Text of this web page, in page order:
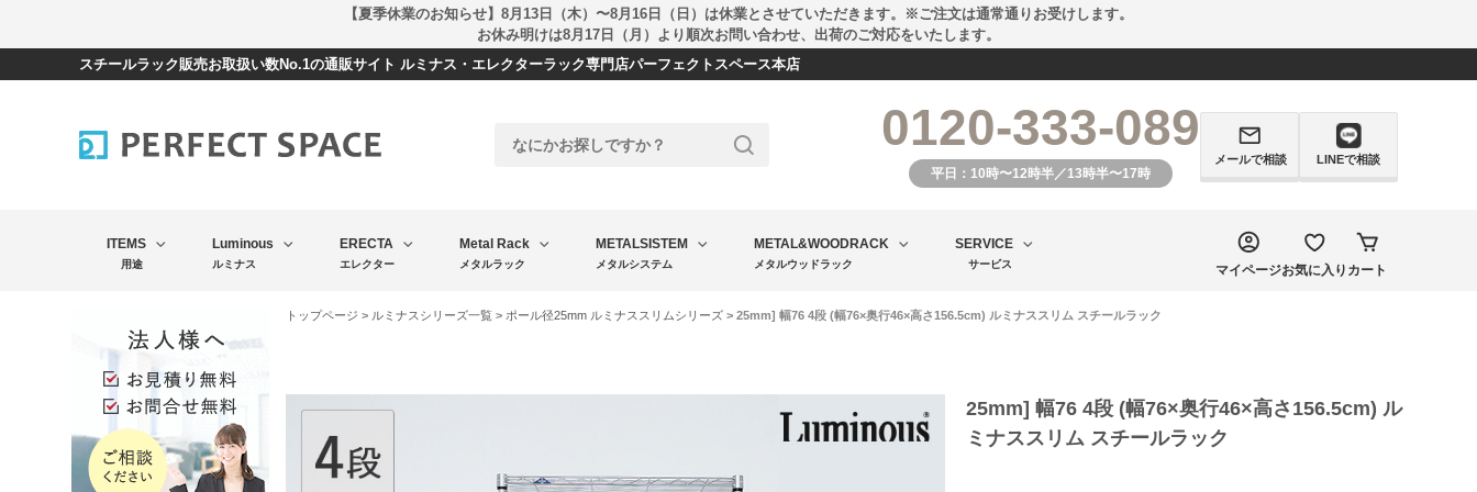
【夏季休業のお知らせ】8月13日（木）〜8月16日（日）は休業とさせていただきます。※ご注文は通常通りお受けします。
お休み明けは8月17日（月）より順次お問い合わせ、出荷のご対応をいたします。
スチールラック販売お取扱い数No.1の通販サイト ルミナス・エレクターラック専門店パーフェクトスペース本店
0120-333-089
平日：10時〜12時半／13時半〜17時
メールで相談 LINEで相談
ITEMS
用途
Luminous
ルミナス
ERECTA
エレクター
Metal Rack
メタルラック
METALSISTEM
メタルシステム
METAL&WOODRACK
メタルウッドラック
SERVICE
サービス マイページお気に入り カート
トップページ > ルミナスシリーズ一覧> ポール径25mm ルミナススリムシリーズ> 25mm] 幅76 4段 (幅76×奥行46×高さ156.5cm) ルミナススリム スチールラック
25mm] 幅76 4段 (幅76×奥行46×高さ156.5cm) ル
ミナススリム スチールラック